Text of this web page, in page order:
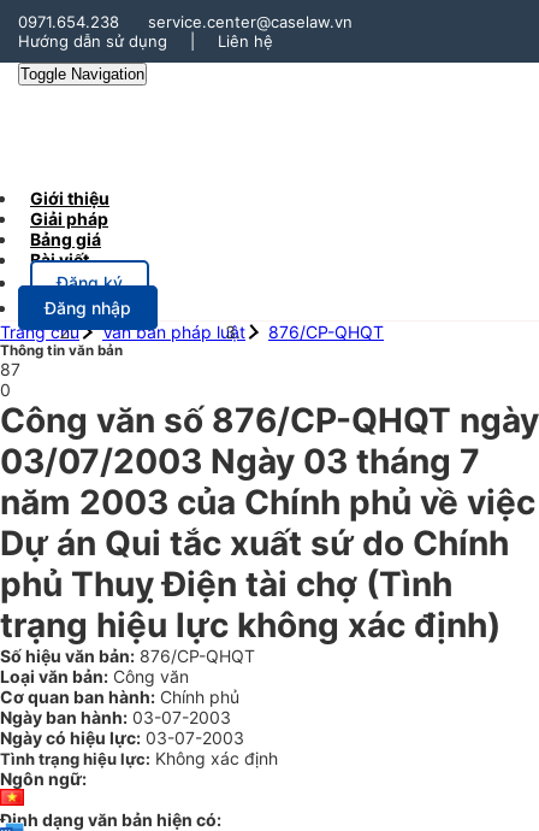
0971.654.238
service.center@caselaw.vn
Hướng dẫn sử dụng
Liên hệ
Toggle Navigation
Giới thiệu
Giải pháp
Bảng giá
Bài viết
Đăng ký
Đăng nhập
Trang chủ
Văn bản pháp luật 876/CP-QHQT
Thông tin văn bản
87
0
Công văn số 876/CP-QHQT ngày
03/07/2003 Ngày 03 tháng 7
năm 2003 của Chính phủ về việc
Dự án Qui tắc xuất sứ do Chính
phủ Thuỵ Điện tài chợ (Tình
trạng hiệu lực không xác định)
Số hiệu văn bản: 876/CP-QHQT
Loại văn bản: Công văn
Cơ quan ban hành: Chính phủ
Ngày ban hành: 03-07-2003
Ngày có hiệu lực: 03-07-2003
Tình trạng hiệu lực: Không xác định
Ngôn ngữ:
Định dạng văn bản hiện có: